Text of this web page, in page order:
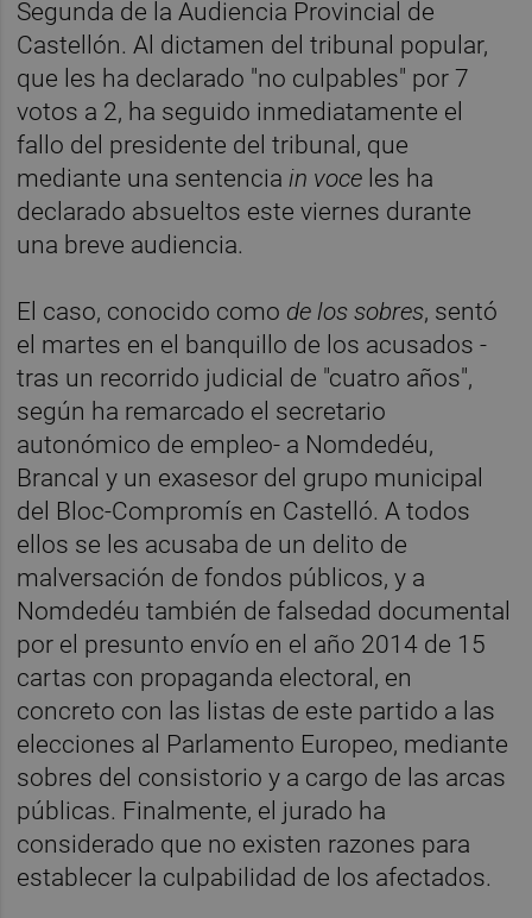
Segunda de la Audiencia Provincial de
Castellón. Al dictamen del tribunal popular,
que les ha declarado "no culpables" por 7
votos a 2, ha seguido inmediatamente el
fallo del presidente del tribunal, que
mediante una sentencia in voce les ha
declarado absueltos este viernes durante
una breve audiencia.
El caso, conocido como de los sobres, sentó
el martes en el banquillo de los acusados -
tras un recorrido judicial de "cuatro años",
según ha remarcado el secretario
autonómico de empleo- a Nomdedéu,
Brancal y un exasesor del grupo municipal
del Bloc-Compromís en Castelló. A todos
ellos se les acusaba de un delito de
malversación de fondos públicos, y a
Nomdedéu también de falsedad documental
por el presunto envío en el año 2014 de 15
cartas con propaganda electoral, en
concreto con las listas de este partido a las
elecciones al Parlamento Europeo, mediante
sobres del consistorio y a cargo de las arcas
públicas. Finalmente, el jurado ha
considerado que no existen razones para
establecer la culpabilidad de los afectados.